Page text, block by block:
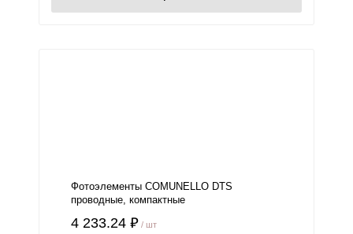
Фотоэлементы COMUNELLO DTS
проводные, компактные
4 233.24 ₽ / шт